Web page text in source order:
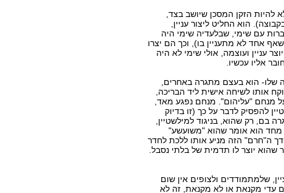
הזקן המסכן שיושב בצד,
הוא החליט ליצור עניין,
עם שימי, שבלעדיה שימי היה
אחד לא מתעניין בו), וכך הם יצרו
עניין ועוצמה, אולי שימי לא היה
אליו עכשיו.
שלו- הוא בעצם מתגרה באחרים,
אותו לשיחה אישית ליד הבריכה,
מנחם "עליהום". מנחם נפגע מאד,
להפסיק לדבר על כך (זו בדיוק
בם, רק שהוא, בניגוד למילשטיין,
הוא אומר שהוא "משועשע"
שעושים עליו בפרק 3, מאידך ה"חרם" הזה מניע אותו ללכת לחדר
יוצר לו תדמית של בלתי נסבל.
שלמתמודדים ולצופים אין שום
עדי מקנאת או לא מקנאת, זה לא